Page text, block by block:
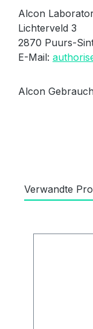
Alcon
Lichterveld 3
2870 Puurs-
E-Mail:
Alcon
Verwandte